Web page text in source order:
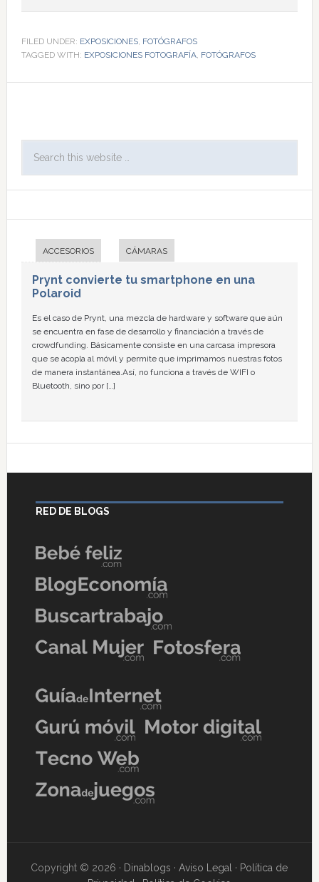
FILED UNDER: EXPOSICIONES, FOTÓGRAFOS
TAGGED WITH: EXPOSICIONES FOTOGRAFÍA, FOTÓGRAFOS
ACCESORIOS CÁMARAS
Prynt convierte tu smartphone en una
Polaroid
Es el caso de Prynt, una mezcla de hardware y software que aún
se encuentra en fase de desarrollo y financiación a través de
crowdfunding. Básicamente consiste en una carcasa impresora
que se acopla al móvil y permite que imprimamos nuestras fotos
de manera instantánea.Así, no funciona a través de WIFI o
Bluetooth, sino por […]
RED DE BLOGS
Copyright © 2026 · Dinablogs ·Aviso Legal · Política de